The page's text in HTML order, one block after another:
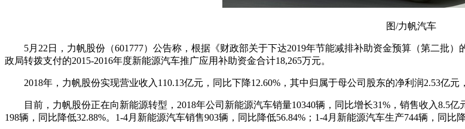
图/力帆汽车
5月22日，力帆股份（601777）公告称，根据《财政部关于下达2019年节能减排补助资金预算（第二批
政局转拨支付的2015-2016年度新能源汽车推广应用补助资金合计18,265万元。
2018年，力帆股份实现营业收入110.13亿元，同比下降12.60%，其中归属于母公司股东的净利润2.53亿元
目前，力帆股份正在向新能源转型，2018年公司新能源汽车销量10340辆，同比增长31%，销售收入8.5
198辆，同比降低32.88%。1-4月新能源汽车销售903辆，同比降低56.84%；1-4月新能源汽车生产744辆，同比降